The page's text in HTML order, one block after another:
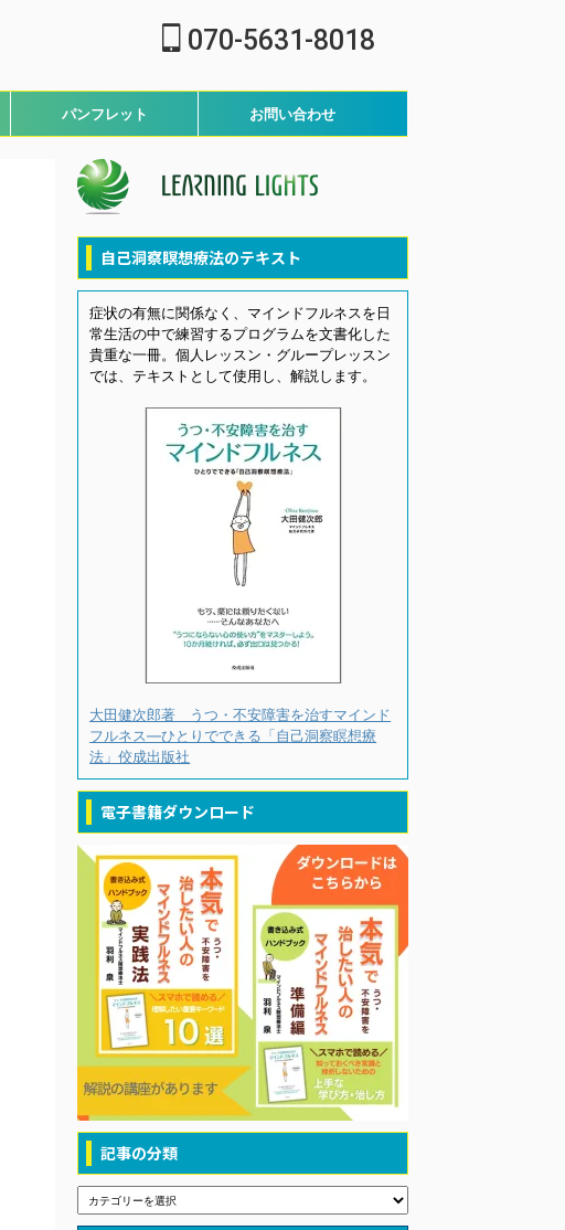
070-5631-8018
パンフレット お問い合わせ
自己洞察瞑想療法のテキスト
症状の有無に関係なく、マインドフルネスを日
常生活の中で練習するプログラムを文書化した
貴重な一冊。個人レッスン・グループレッスン
では、テキストとして使用し、解説します。
大田健次郎著 うつ・不安障害を治すマインド
フルネス―ひとりでできる「自己洞察瞑想療
法」佼成出版社
電子書籍ダウンロード
記事の分類